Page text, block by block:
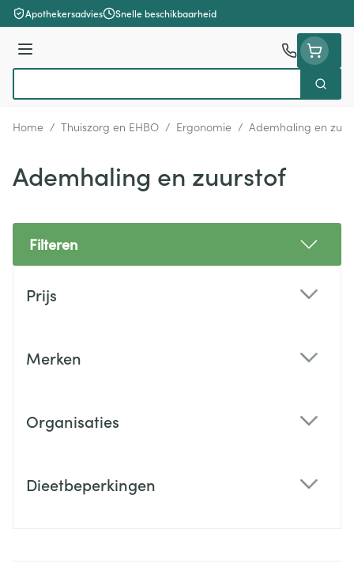
Ga naar de inhoud
Apothekersadvies Snelle beschikbaarheid
Menu
Zoek
Home / Thuiszorg en EHBO / Ergonomie / Ademhaling en
Ademhaling en zuurstof
Filteren
Prijs
Merken
Organisaties
Dieetbeperkingen